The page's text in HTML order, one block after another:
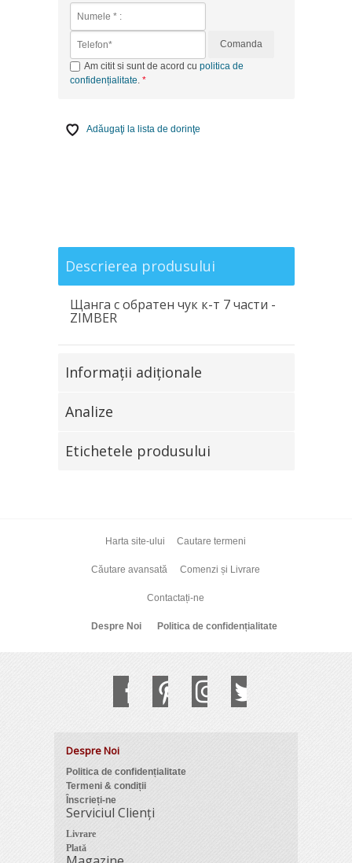
Comanda
Am citit si sunt de acord cu politica de
confidențialitate.
Adăugaţi la lista de dorinţe
Descrierea produsului
Щанга с обратен чук к-т 7 части -
ZIMBER
Informaţii adiţionale
Analize
Etichetele produsului
Harta site-ului Cautare termeni
Căutare avansată Comenzi și Livrare
Contactați-ne
Despre Noi Politica de confidențialitate
Despre Noi
Politica de confidențialitate
Termeni & condiții
Înscrieți-ne
Serviciul Clienți
Livrare
Plată